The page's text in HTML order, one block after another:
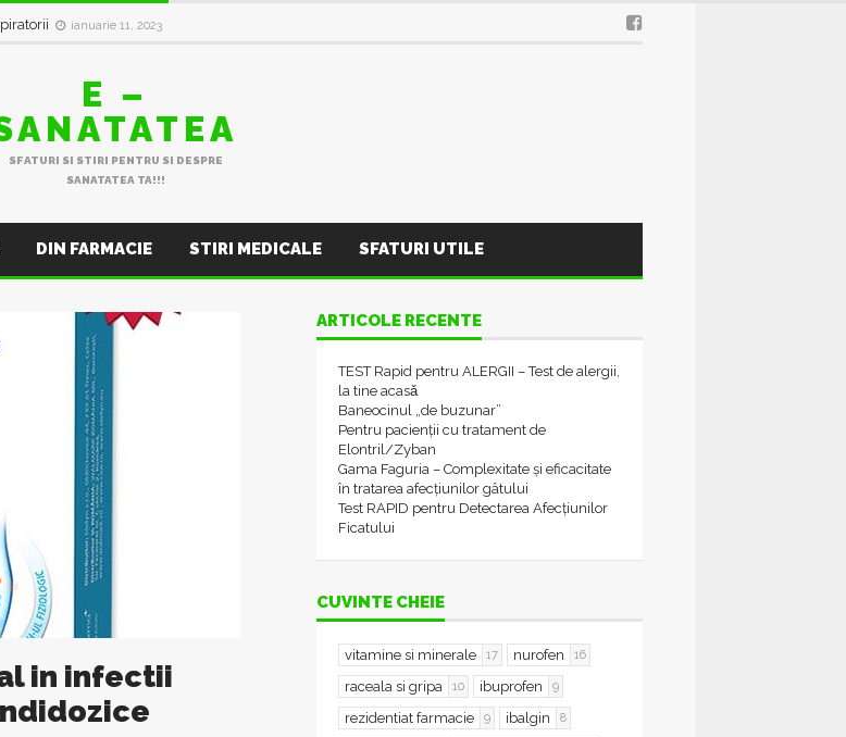
ianuarie 11, 2023
E –
SFATURI SI STIRI PENTRU SI DESPRE
SANATATEA TA!!!
DIN FARMACIE STIRI MEDICALE SFATURI UTILE
in infectii
ARTICOLE RECENTE
TEST Rapid pentru ALERGII – Test de alergii,
la tine acasǎ
Baneocinul „de buzunar”
Pentru pacienții cu tratament de
Elontril/Zyban
Gama Faguria – Complexitate și eficacitate
în tratarea afecțiunilor gâtului
Test RAPID pentru Detectarea Afecțiunilor
Ficatului
CUVINTE CHEIE
vitamine si minerale 17 nurofen 16
raceala si gripa 10 ibuprofen 9
rezidentiat farmacie 9 ibalgin 8